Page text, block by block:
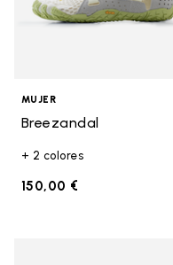
MUJER
Breezandal
+ 2 colores
150,00 €